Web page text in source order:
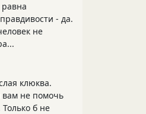
- да.
не
клюква.
вам не помочь
б не